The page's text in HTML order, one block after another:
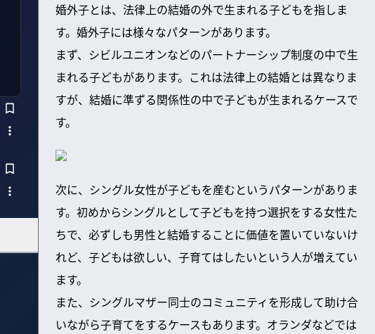
婚外子とは、法律上の結婚の外で生まれる子どもを指しま
す。婚外子には様々なパターンがあります。
まず、シビルユニオンなどのパートナーシップ制度の中で生
まれる子どもがあります。これは法律上の結婚とは異なりま
すが、結婚に準ずる関係性の中で子どもが生まれるケースで
す。
次に、シングル女性が子どもを産むというパターンがありま
す。初めからシングルとして子どもを持つ選択をする女性た
ちで、必ずしも男性と結婚することに価値を置いていないけ
れど、子どもは欲しい、子育てはしたいという人が増えてい
ます。
また、シングルマザー同士のコミュニティを形成して助け合
いながら子育てをするケースもあります。オランダなどでは